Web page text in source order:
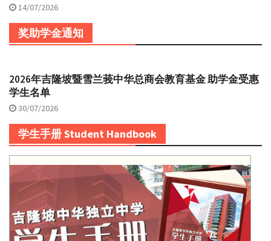
14/07/2026
奖助学金通知
2026年吉隆坡暨雪兰莪中华总商会教育基金 助学金受惠
学生名单
30/07/2026
学生手册 Student Handbook